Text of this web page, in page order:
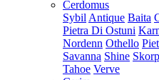
Cerdomus
Sybil Antique Baita
Pietra Di Ostuni
Nordenn Othello
Savanna Shine
Tahoe Verve